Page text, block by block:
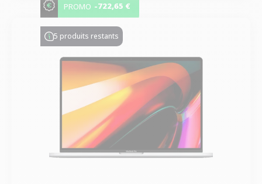
PROMO -722,65 €
5 produits restants